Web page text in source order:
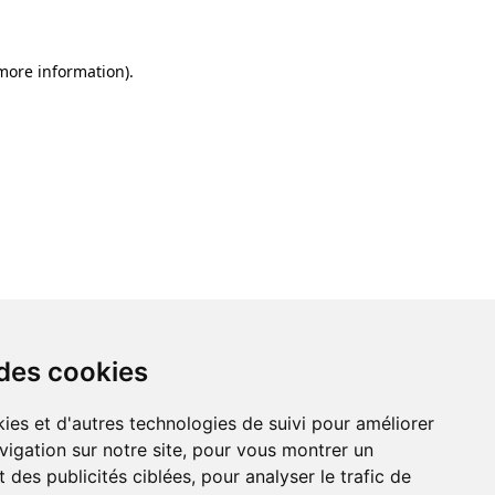
cookies
et d'autres technologies de suivi pour améliorer
sur notre site, pour vous montrer un
des publicités ciblées, pour analyser le trafic de
information).